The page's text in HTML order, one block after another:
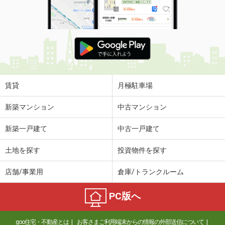
賃貸 月極駐車場
新築マンション 中古マンション
新築一戸建て 中古一戸建て
土地を探す 投資物件を探す
店舗/事業用 倉庫/トランクルーム
PC版へ
goo住宅・不動産とは お客さまご利用端末からの情報の外部送信について